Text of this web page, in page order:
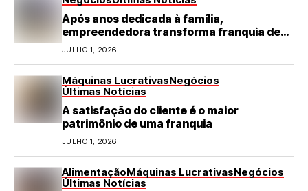
Após anos dedicada à família,
empreendedora transforma franquia de
turismo em negócio de destaque no RN
JULHO 1, 2026
Máquinas LucrativasNegócios
Últimas Notícias
A satisfação do cliente é o maior
patrimônio de uma franquia
JULHO 1, 2026
AlimentaçãoMáquinas LucrativasNegócios
Últimas Notícias